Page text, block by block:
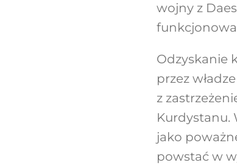
wojny z
Odzyskanie
przez
z
Kurdystanu.
jako
powstać w